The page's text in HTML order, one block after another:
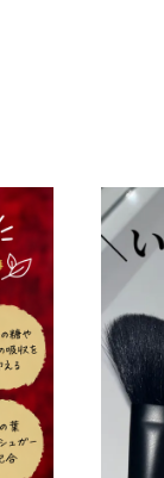
アの「
達紹介サ